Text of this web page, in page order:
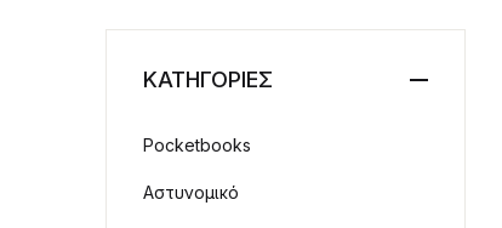
ΚΑΤΗΓΟΡΙΕΣ
Pocketbooks
Αστυνομικό